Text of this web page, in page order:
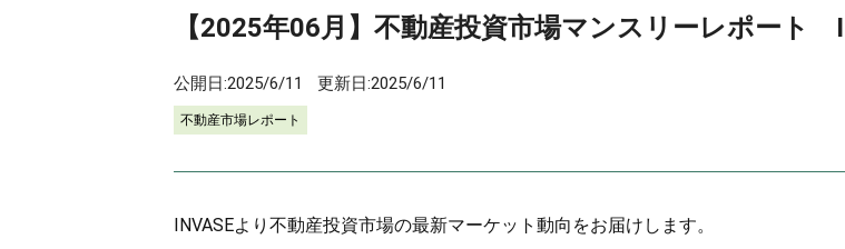
【2025年06月】不動産投資市場マンスリーレポート
公開日:2025/6/11 更新日:2025/6/11
不動産市場レポート
INVASEより不動産投資市場の最新マーケット動向をお届けします。